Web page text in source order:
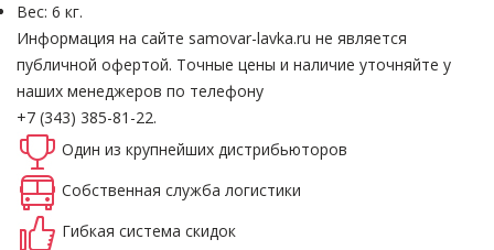
Вес: 6 кг.
Информация на сайте samovar-lavka.ru не является
публичной офертой. Точные цены и наличие уточняйте у
наших менеджеров по телефону
+7 (343) 385-81-22.
Один из крупнейших дистрибьюторов
Собственная служба логистики
Гибкая система скидок